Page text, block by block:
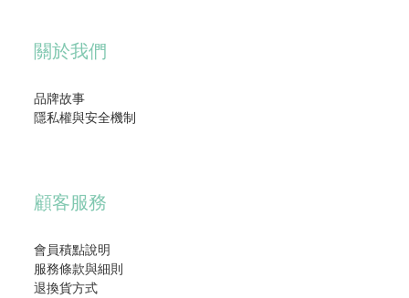
關於我們
品牌故事
隱私權與安全機制
顧客服務
會員積點說明
服務條款與細則
退換貨方式